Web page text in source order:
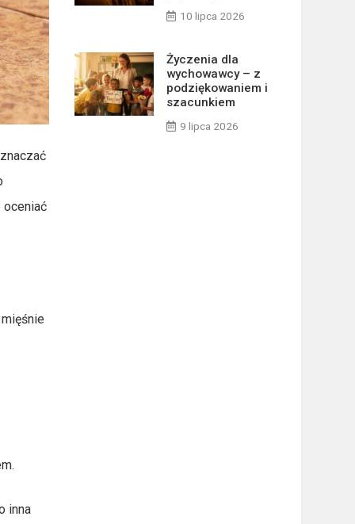
oceniać
inna
10 lipca 2026
Życzenia dla
wychowawcy – z
podziękowaniem i
szacunkiem
9 lipca 2026